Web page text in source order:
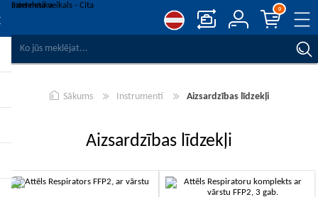
0
Sākums Instrumenti Aizsardzības līdzekļi
Aizsardzības līdzekļi